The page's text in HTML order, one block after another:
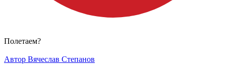
Полетаем?
Автор Вячеслав Степанов